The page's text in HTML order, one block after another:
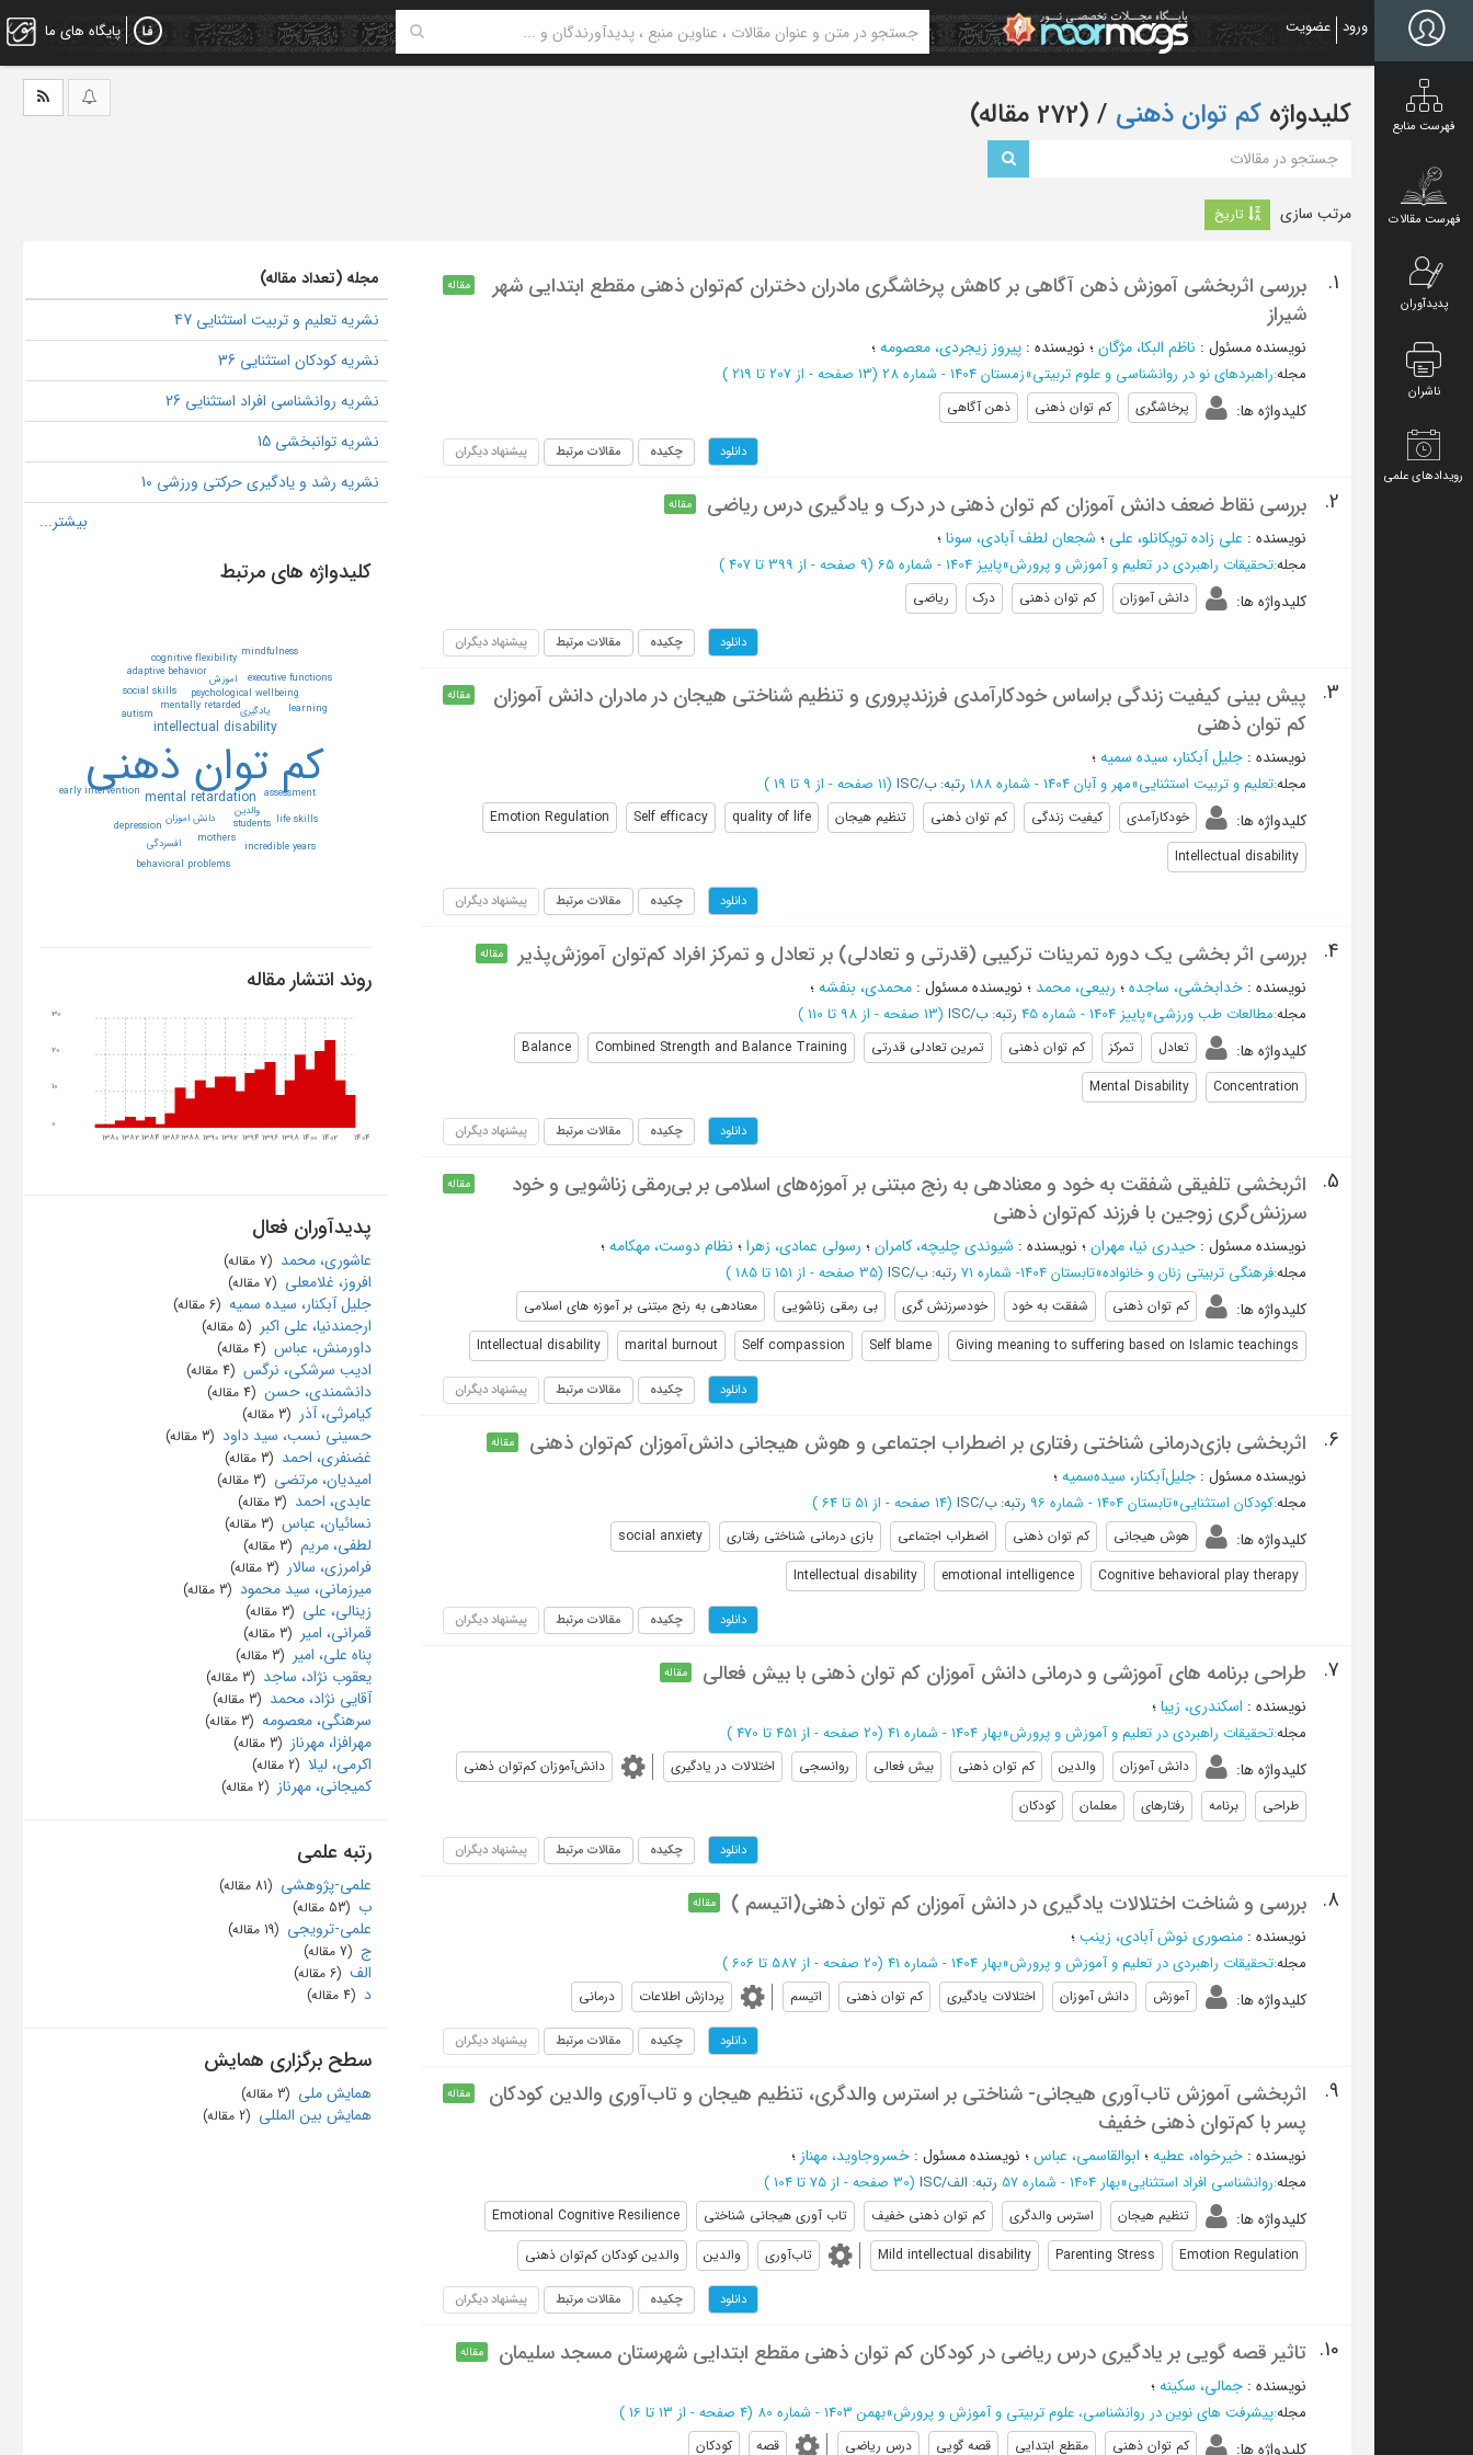
content
ورود عضویت پایگاه های ما
فهرست منابع
فهرست مقالات
پدیدآوران
ناشران
رویدادهای علمی
کلیدواژه کم توان ذهنی ‏/ (272 مقاله)
مرتب سازی تاریخ
1.
بررسی اثربخشی آموزش ذهن آگاهی بر کاهش پرخاشگری مادران دختران کم‌توان ذهنی مقطع ابتدایی شهر
شیراز
مقاله
نویسنده مسئول : ناظم البکا، مژگان؛ نویسنده : پیروز زیجردی، معصومه؛
مجله:راهبردهای نو در روانشناسی و علوم تربیتی»زمستان 1404 - شماره 28 (‎13 صفحه - از 207 تا 219 )
کلیدواژه ها: پرخاشگری کم توان ذهنی ذهن آگاهی
دانلود چکیده مقالات مرتبط پیشنهاد دیگران
2. بررسی نقاط ضعف دانش آموزان کم توان ذهنی در درک و یادگیری درس ریاضی مقاله
نویسنده : علی زاده توپکانلو، علی ؛ شجعان لطف آبادی، سونا؛
مجله:تحقیقات راهبردی در تعلیم و آموزش و پرورش»پاییز 1404 - شماره 65 (‎9 صفحه - از 399 تا 407 )
کلیدواژه ها: دانش آموزان کم توان ذهنی درک ریاضی
دانلود چکیده مقالات مرتبط پیشنهاد دیگران
3.
پیش بینی کیفیت زندگی براساس خودکارآمدی فرزندپروری و تنظیم شناختی هیجان در مادران دانش آموزان
کم توان ذهنی
مقاله
نویسنده : جلیل آبکنار، سیده سمیه؛
مجله:تعلیم و تربیت استثنایی»مهر و آبان 1404 - شماره 188 رتبه: ب/ISC (‎11 صفحه - از 9 تا 19 )
کلیدواژه ها: خودکارآمدی کیفیت زندگی کم توان ذهنی تنظیم هیجان quality of life
Self efficacy
Emotion Regulation
Intellectual disability
دانلود چکیده مقالات مرتبط پیشنهاد دیگران
4. بررسی اثر بخشی یک دوره تمرینات ترکیبی (قدرتی و تعادلی) بر تعادل و تمرکز افراد کم‌توان آموزش‌پذیر مقاله
نویسنده : خدابخشی، ساجده؛ ربیعی، محمد ؛ نویسنده مسئول : محمدی، بنفشه؛
مجله:مطالعات طب ورزشی»پاییز 1404 - شماره 45 رتبه: ب/ISC (‎13 صفحه - از 98 تا 110 )
کلیدواژه ها: تعادل تمرکز کم توان ذهنی تمرین تعادلی قدرتی Combined Strength and Balance Training
Balance
Concentration
Mental Disability
دانلود چکیده مقالات مرتبط پیشنهاد دیگران
5.
اثربخشی تلفیقی شفقت به خود و معنادهی به رنج مبتنی بر آموزه‌های اسلامی بر بی‌رمقی زناشویی و خود
سرزنش‌گری زوجین با فرزند کم‌توان ذهنی
مقاله
نویسنده مسئول : حیدری نیا، مهران؛ نویسنده : شیوندی چلیچه، کامران؛ رسولی عمادی، زهرا؛ نظام دوست، مهکامه؛
مجله:فرهنگی تربیتی زنان و خانواده»تابستان 1404- شماره 71 رتبه: ب/ISC (‎35 صفحه - از 151 تا 185 )
کلیدواژه ها: کم توان ذهنی شفقت به خود خودسرزنش گری بی رمقی زناشویی
معنادهی به رنج مبتنی بر آموزه های اسلامی
Giving meaning to suffering based on Islamic teachings
Self blame
Self compassion
marital burnout
Intellectual disability
دانلود چکیده مقالات مرتبط پیشنهاد دیگران
6. اثربخشی بازی‌درمانی شناختی رفتاری بر اضطراب اجتماعی و هوش هیجانی دانش‌آموزان کم‌توان ذهنی مقاله
نویسنده مسئول : جلیل‌آبکنار، سیده‌سمیه؛
مجله:کودکان استثنایی»تابستان 1404 - شماره 96 رتبه: ب/ISC (‎14 صفحه - از 51 تا 64 )
کلیدواژه ها: هوش هیجانی کم توان ذهنی اضطراب اجتماعی بازی درمانی شناختی رفتاری
social anxiety
Cognitive behavioral play therapy
emotional intelligence
Intellectual disability
دانلود چکیده مقالات مرتبط پیشنهاد دیگران
7. طراحی برنامه های آموزشی و درمانی دانش آموزان کم توان ذهنی با بیش فعالی مقاله
نویسنده : اسکندری، زیبا؛
مجله:تحقیقات راهبردی در تعلیم و آموزش و پرورش»بهار 1404 - شماره 41 (‎20 صفحه - از 451 تا 470 )
کلیدواژه ها: دانش آموزان والدین کم توان ذهنی بیش فعالی روانسجی اختلالات در یادگیری
دانش‌آموزان کم‌توان ذهنی
طراحی
برنامه رفتارهای معلمان کودکان
دانلود چکیده مقالات مرتبط پیشنهاد دیگران
8. بررسی و شناخت اختلالات یادگیری در دانش آموزان کم توان ذهنی(اتیسم ) مقاله
نویسنده : منصوری نوش آبادی، زینب؛
مجله:تحقیقات راهبردی در تعلیم و آموزش و پرورش»بهار 1404 - شماره 41 (‎20 صفحه - از 587 تا 606 )
کلیدواژه ها: آموزش دانش آموزان اختلالات یادگیری کم توان ذهنی اتیسم پردازش اطلاعات درمانی
دانلود چکیده مقالات مرتبط پیشنهاد دیگران
9.
اثربخشی آموزش تاب‌آوری هیجانی- شناختی بر استرس والدگری، تنظیم هیجان و تاب‌آوری والدین کودکان
پسر با کم‌توان ذهنی خفیف
مقاله
نویسنده : خیرخواه، عطیه؛ ابوالقاسمی، عباس؛ نویسنده مسئول : خسروجاوید، مهناز ؛
مجله:روانشناسی افراد استثنایی»بهار 1404 - شماره 57 رتبه: الف/ISC (‎30 صفحه - از 75 تا 104 )
کلیدواژه ها: تنظیم هیجان استرس والدگری کم توان ذهنی خفیف تاب آوری هیجانی شناختی
Emotional Cognitive Resilience
Emotion Regulation
Parenting Stress
Mild intellectual disability تاب‌آوری والدین والدین کودکان کم‌توان ذهنی
دانلود چکیده مقالات مرتبط پیشنهاد دیگران
10. تاثیر قصه گویی بر یادگیری درس ریاضی در کودکان کم توان ذهنی مقطع ابتدایی شهرستان مسجد سلیمان مقاله
نویسنده : جمالی، سکینه؛
مجله:پیشرفت های نوین در روانشناسی، علوم تربیتی و آموزش‌ و پرورش»بهمن 1403 - شماره 80 (‎4 صفحه - از 13 تا 16 )
کلیدواژه ها: کم توان ذهنی مقطع ابتدایی قصه گویی درس ریاضی قصه کودکان
مجله (تعداد مقاله)
نشریه تعلیم و تربیت استثنایی 47
نشریه کودکان استثنایی 36
نشریه روانشناسی افراد استثنایی 26
نشریه توانبخشی 15
نشریه رشد و یادگیری حرکتی ورزشی 10
کلیدواژه های مرتبط
كم توان ذهني
mental retardation
intellectual disability
mentally retarded
دانش اموزان والدين
يادگيري
mothers
psychological wellbeing
social skills
students
افسردگي
اموزشadaptive behavior
assessment
autism
behavioral problems
cognitive flexibility
depression
early intervention
executive functions
incredible years
learning
life skills
mindfulness
روند انتشار مقاله
1380 1382 1384 13861388 1390 1392 1394 1396 1398 1400 1402 1404
0
10
20
30
پدیدآوران فعال
عاشوری، محمد ‏ (7 مقاله)
افروز، غلامعلی ‏ (7 مقاله)
جلیل آبکنار، سیده سمیه ‏ (6 مقاله)
ارجمندنیا، علی اکبر ‏ (5 مقاله)
داورمنش، عباس ‏ (4 مقاله)
ادیب سرشکی، نرگس ‏ (4 مقاله)
دانشمندی، حسن ‏ (4 مقاله)
کیامرثی، آذر ‏ (3 مقاله)
حسینی نسب، سید داود ‏ (3 مقاله)
غضنفری، احمد ‏ (3 مقاله)
امیدیان، مرتضی ‏ (3 مقاله)
عابدی، احمد ‏ (3 مقاله)
نسائیان، عباس ‏ (3 مقاله)
لطفی، مریم ‏ (3 مقاله)
فرامرزی، سالار ‏ (3 مقاله)
میرزمانی، سید محمود ‏ (3 مقاله)
زینالی، علی ‏ (3 مقاله)
قمرانی، امیر ‏ (3 مقاله)
پناه علی، امیر ‏ (3 مقاله)
یعقوب نژاد، ساجد ‏ (3 مقاله)
آقایی نژاد، محمد ‏ (3 مقاله)
سرهنگی، معصومه ‏ (3 مقاله)
مهرافزا، مهرناز ‏ (3 مقاله)
اکرمی، لیلا ‏ (2 مقاله)
کمیجانی، مهرناز ‏ (2 مقاله)
رتبه علمی
علمی-پژوهشی ‏ (81 مقاله)
ب ‏ (53 مقاله)
علمی-ترویجی ‏ (19 مقاله)
ج ‏ (7 مقاله)
الف ‏ (6 مقاله)
د ‏ (4 مقاله)
سطح برگزاری همایش
همایش ملی ‏ (3 مقاله)
همایش بین المللی ‏ (2 مقاله)